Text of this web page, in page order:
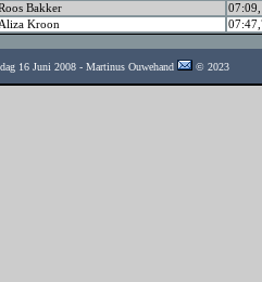
Bakker
Aliza Kroon
16 Juni 2008 - Martinus Ouwehand © 2023